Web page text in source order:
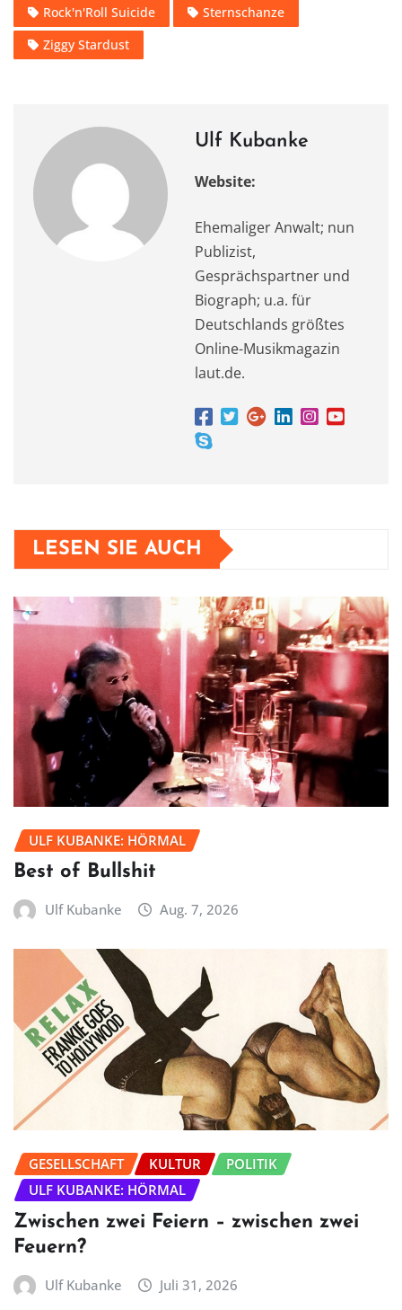
o
o
o
n
p m
Rock'n'Roll Suicide
Sternschanze
Ziggy Stardust
Ulf Kubanke
Website:
Ehemaliger Anwalt; nun
Publizist,
Gesprächspartner und
Biograph; u.a. für
Deutschlands größtes
Online-Musikmagazin
laut.de.
LESEN SIE AUCH
ULF KUBANKE: HÖRMAL
Best of Bullshit
Ulf Kubanke Aug. 7, 2026
GESELLSCHAFT KULTUR
POLITIK
ULF KUBANKE: HÖRMAL
Zwischen zwei Feiern – zwischen zwei
Feuern?
Ulf Kubanke Juli 31, 2026